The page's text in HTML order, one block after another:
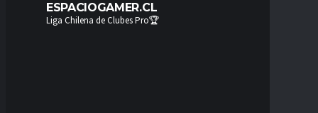
ESPACIOGAMER.CL
Liga Chilena de Clubes Pro🏆